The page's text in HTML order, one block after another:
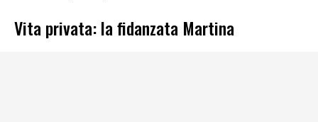
Vita privata: la fidanzata Martina